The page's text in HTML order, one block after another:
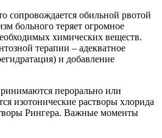
сопровождается обильной рвотой
больного теряет огромное
химических веществ.
терапии – адекватное
и добавление
перорально или
изотонические растворы хлорида
Рингера. Важные моменты